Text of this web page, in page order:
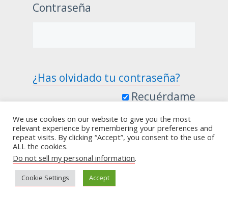
Contraseña
¿Has olvidado tu contraseña?
Recuérdame
+52 322 102 8138 hola@vivirmejor.today
We use cookies on our website to give you the most
relevant experience by remembering your preferences and
repeat visits. By clicking “Accept”, you consent to the use of
ALL the cookies.
Do not sell my personal information.
Cookie Settings Accept